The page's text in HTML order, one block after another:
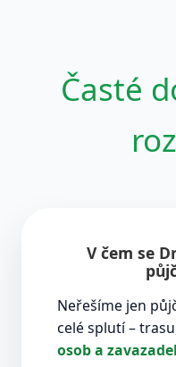
Časté
V čem se
Neřešíme jen
celé splutí –
osob a zavazadel